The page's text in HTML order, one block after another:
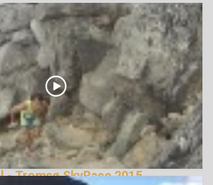
- Tromsø SkyRace 2015